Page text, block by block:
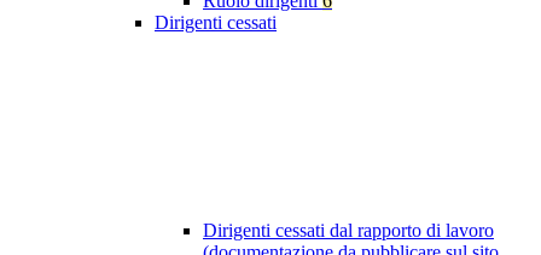
Dirigenti cessati
Dirigenti cessati dal rapporto di lavoro